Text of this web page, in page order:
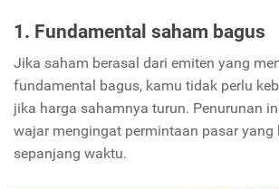
1. Fundamental saham bagus
Jika saham berasal dari emiten yang
fundamental bagus, kamu tidak perlu
jika harga sahamnya turun. Penurunan
wajar mengingat permintaan pasar yang
sepanjang waktu.